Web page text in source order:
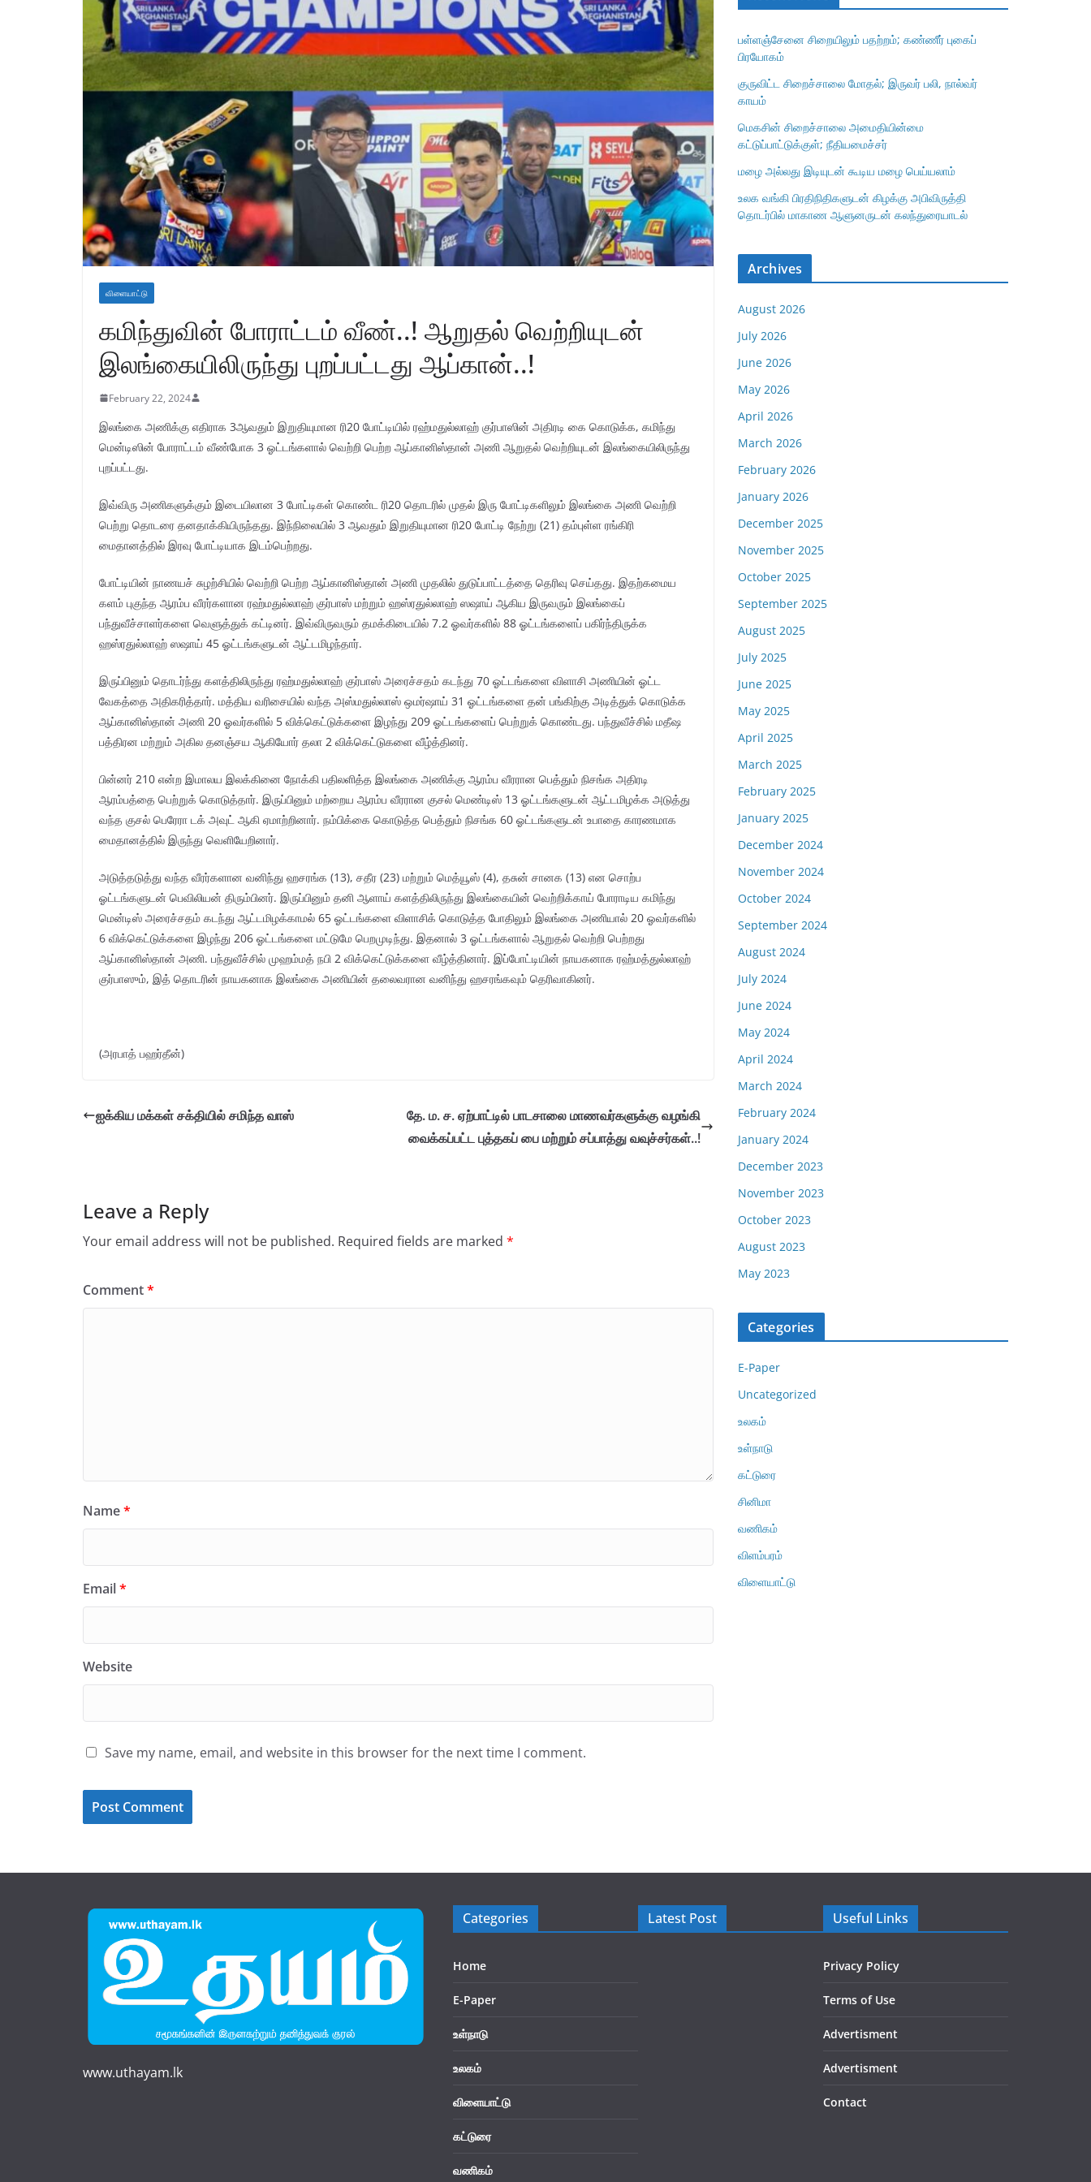
விளையாட்டு
கமிந்துவின் போராட்டம் வீண்..! ஆறுதல் வெற்றியுடன்
இலங்கையிலிருந்து புறப்பட்டது ஆப்கான்..!
February 22, 2024
இலங்கை அணிக்கு எதிராக 3ஆவதும் இறுதியுமான ரி20 போட்டியில் ரஹ்மதுல்லாஹ் குர்பாஸின் அதிரடி கை கொடுக்க, கமிந்து
மென்டிஸின் போராட்டம் வீண்போக 3 ஓட்டங்களால் வெற்றி பெற்ற ஆப்கானிஸ்தான் அணி ஆறுதல் வெற்றியுடன் இலங்கையிலிருந்து
புறப்பட்டது.
இவ்விரு அணிகளுக்கும் இடையிலான 3 போட்டிகள் கொண்ட ரி20 தொடரில் முதல் இரு போட்டிகளிலும் இலங்கை அணி வெற்றி
பெற்று தொடரை தனதாக்கியிருந்தது. இந்நிலையில் 3 ஆவதும் இறுதியுமான ரி20 போட்டி நேற்று (21) தம்புள்ள ரங்கிரி
மைதானத்தில் இரவு போட்டியாக இடம்பெற்றது.
போட்டியின் நாணயச் சுழற்சியில் வெற்றி பெற்ற ஆப்கானிஸ்தான் அணி முதலில் துடுப்பாட்டத்தை தெரிவு செய்தது. இதற்கமைய
களம் புகுந்த ஆரம்ப வீரர்களான ரஹ்மதுல்லாஹ் குர்பாஸ் மற்றும் ஹஸ்ரதுல்லாஹ் ஸஷாய் ஆகிய இருவரும் இலங்கைப்
பந்துவீச்சாளர்களை வெளுத்துக் கட்டினர். இவ்விருவரும் தமக்கிடையில் 7.2 ஓவர்களில் 88 ஓட்டங்களைப் பகிர்ந்திருக்க
ஹஸ்ரதுல்லாஹ் ஸஷாய் 45 ஓட்டங்களுடன் ஆட்டமிழந்தார்.
இருப்பினும் தொடர்ந்து களத்திலிருந்து ரஹ்மதுல்லாஹ் குர்பாஸ் அரைச்சதம் கடந்து 70 ஓட்டங்களை விளாசி அணியின் ஓட்ட
வேகத்தை அதிகரித்தார். மத்திய வரிசையில் வந்த அஸ்மதுல்லாஸ் ஒமர்ஷாய் 31 ஓட்டங்களை தன் பங்கிற்கு அடித்துக் கொடுக்க
ஆப்கானிஸ்தான் அணி 20 ஓவர்களில் 5 விக்கெட்டுக்களை இழந்து 209 ஓட்டங்களைப் பெற்றுக் கொண்டது. பந்துவீச்சில் மதீஷ
பத்திரன மற்றும் அகில தனஞ்சய ஆகியோர் தலா 2 விக்கெட்டுகளை வீழ்த்தினர்.
பின்னர் 210 என்ற இமாலய இலக்கினை நோக்கி பதிலளித்த இலங்கை அணிக்கு ஆரம்ப வீரரான பெத்தும் நிசங்க அதிரடி
ஆரம்பத்தை பெற்றுக் கொடுத்தார். இருப்பினும் மற்றைய ஆரம்ப வீரரான குசல் மெண்டிஸ் 13 ஓட்டங்களுடன் ஆட்டமிழக்க அடுத்து
வந்த குசல் பெரேரா டக் அவுட் ஆகி ஏமாற்றினார். நம்பிக்கை கொடுத்த பெத்தும் நிசங்க 60 ஓட்டங்களுடன் உபாதை காரணமாக
மைதானத்தில் இருந்து வெளியேறினார்.
அடுத்தடுத்து வந்த வீரர்களான வனிந்து ஹசரங்க (13), சதீர (23) மற்றும் மெத்யூஸ் (4), தசுன் சானக (13) என சொற்ப
ஓட்டங்களுடன் பெவிலியன் திரும்பினர். இருப்பினும் தனி ஆளாய் களத்திலிருந்து இலங்கையின் வெற்றிக்காய் போராடிய கமிந்து
மென்டிஸ் அரைச்சதம் கடந்து ஆட்டமிழக்காமல் 65 ஓட்டங்களை விளாசிக் கொடுத்த போதிலும் இலங்கை அணியால் 20 ஓவர்களில்
6 விக்கெட்டுக்களை இழந்து 206 ஓட்டங்களை மட்டுமே பெறமுடிந்து. இதனால் 3 ஓட்டங்களால் ஆறுதல் வெற்றி பெற்றது
ஆப்கானிஸ்தான் அணி. பந்துவீச்சில் முஹம்மத் நபி 2 விக்கெட்டுக்களை வீழ்த்தினார். இப்போட்டியின் நாயகனாக ரஹ்மத்துல்லாஹ்
குர்பாஸும், இத் தொடரின் நாயகனாக இலங்கை அணியின் தலைவரான வனிந்து ஹசரங்கவும் தெரிவாகினர்.
(அரபாத் பஹர்தீன்)
ஐக்கிய மக்கள் சக்தியில் சமிந்த வாஸ்
தே. ம. ச. ஏற்பாட்டில் பாடசாலை மாணவர்களுக்கு வழங்கி
வைக்கப்பட்ட புத்தகப் பை மற்றும் சப்பாத்து வவுச்சர்கள்..!
Leave a Reply
Your email address will not be published. Required fields are marked *
Comment*
Name*
Email*
Website
Save my name, email, and website in this browser for the next time I comment.
பள்ளஞ்சேனை சிறையிலும் பதற்றம்; கண்ணீர் புகைப்
பிரயோகம்
குருவிட்ட சிறைச்சாலை மோதல்; இருவர் பலி, நால்வர்
காயம்
மெகசின் சிறைச்சாலை அமைதியின்மை
கட்டுப்பாட்டுக்குள்; நீதியமைச்சர்
மழை அல்லது இடியுடன் கூடிய மழை பெய்யலாம்
உலக வங்கி பிரதிநிதிகளுடன் கிழக்கு அபிவிருத்தி
தொடர்பில் மாகாண ஆளுனருடன் கலந்துரையாடல்
Archives
August 2026
July 2026
June 2026
May 2026
April 2026
March 2026
February 2026
January 2026
December 2025
November 2025
October 2025
September 2025
August 2025
July 2025
June 2025
May 2025
April 2025
March 2025
February 2025
January 2025
December 2024
November 2024
October 2024
September 2024
August 2024
July 2024
June 2024
May 2024
April 2024
March 2024
February 2024
January 2024
December 2023
November 2023
October 2023
August 2023
May 2023
Categories
E-Paper
Uncategorized
உலகம்
உள்நாடு
கட்டுரை
சினிமா
வணிகம்
விளம்பரம்
விளையாட்டு
www.uthayam.lk
Categories
Home
E-Paper
உள்நாடு
உலகம்
விளையாட்டு
கட்டுரை
வணிகம்
Latest Post Useful Links
Privacy Policy
Terms of Use
Advertisment
Advertisment
Contact